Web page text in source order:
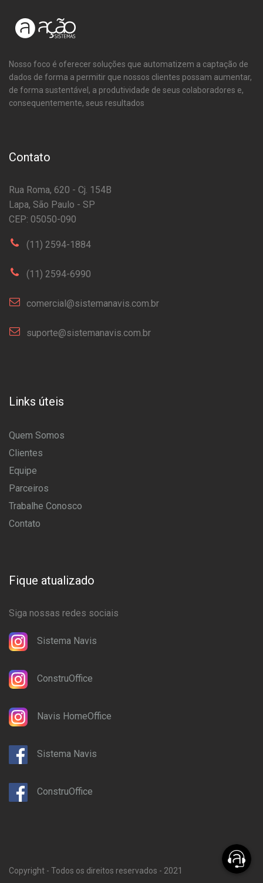
Nosso foco é oferecer soluções que automatizem a captação de
dados de forma a permitir que nossos clientes possam aumentar,
de forma sustentável, a produtividade de seus colaboradores e,
consequentemente, seus resultados
Contato
Rua Roma, 620 - Cj. 154B
Lapa, São Paulo - SP
CEP: 05050-090
(11) 2594-1884
(11) 2594-6990
comercial@sistemanavis.com.br
suporte@sistemanavis.com.br
Links úteis
Quem Somos
Clientes
Equipe
Parceiros
Trabalhe Conosco
Contato
Fique atualizado
Siga nossas redes sociais
Sistema Navis
ConstruOffice
Navis HomeOffice
Sistema Navis
ConstruOffice
Copyright - Todos os direitos reservados - 2021